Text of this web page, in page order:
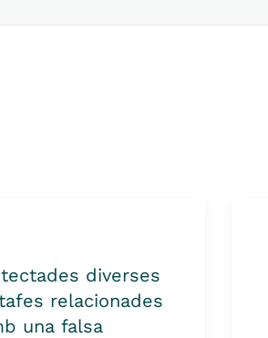
diverses
relacionades
una falsa